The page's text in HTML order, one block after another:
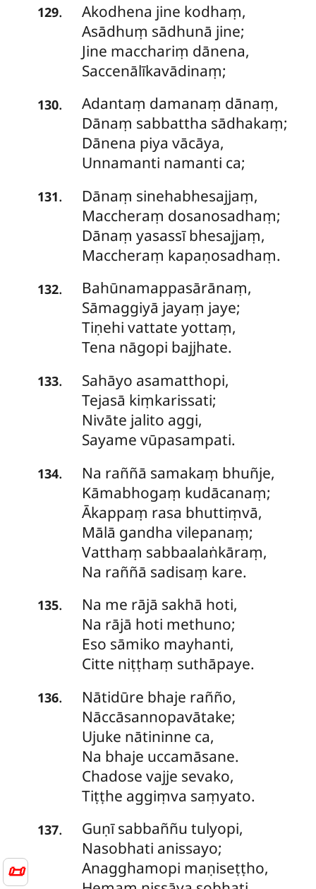
📜
129.
Akodhena jine kodhaṃ,
Asādhuṃ sādhunā jine;
Jine macchariṃ dānena,
Saccenālīkavādinaṃ;
130.
Adantaṃ damanaṃ dānaṃ,
Dānaṃ sabbattha sādhakaṃ;
Dānena piya vācāya,
Unnamanti namanti ca;
131.
Dānaṃ sinehabhesajjaṃ,
Maccheraṃ dosanosadhaṃ;
Dānaṃ yasassī bhesajjaṃ,
Maccheraṃ kapaṇosadhaṃ.
132.
Bahūnamappasārānaṃ,
Sāmaggiyā jayaṃ jaye;
Tiṇehi vattate yottaṃ,
Tena nāgopi bajjhate.
133.
Sahāyo asamatthopi,
Tejasā kiṃkarissati;
Nivāte jalito aggi,
Sayame vūpasampati.
134.
Na raññā samakaṃ bhuñje,
Kāmabhogaṃ kudācanaṃ;
Ākappaṃ rasa bhuttiṃvā,
Mālā gandha vilepanaṃ;
Vatthaṃ sabbaalaṅkāraṃ,
Na raññā sadisaṃ kare.
135.
Na me rājā sakhā hoti,
Na rājā hoti methuno;
Eso sāmiko mayhanti,
Citte niṭṭhaṃ suthāpaye.
136.
Nātidūre bhaje rañño,
Nāccāsannopavātake;
Ujuke nātininne ca,
Na bhaje uccamāsane.
Chadose vajje sevako,
Tiṭṭhe aggiṃva saṃyato.
137.
Guṇī sabbaññu tulyopi,
Nasobhati anissayo;
Anagghamopi maṇiseṭṭho,